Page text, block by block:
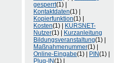
gesperrt(1) |
Kontaktdaten(1) |
Kopierfunktion(1) |
Kosten(1) |
KURSNET-
Nutzer(1) |
Kurzanleitung
Bildungsveranstaltung(1) |
Maßnahmenummer(1) |
Online-Eingabe(1) | PIN(1) |
Plug-IN(1) |